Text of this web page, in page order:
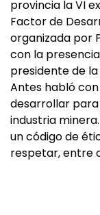
provincia la VI
Factor de
organizada por
con la
presidente de
Antes habló con
desarrollar
industria
un código de
respetar, entre